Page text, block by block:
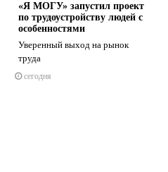
«Я МОГУ» запустил проект
по трудоустройству людей с
особенностями
Уверенный выход на рынок
труда
сегодня